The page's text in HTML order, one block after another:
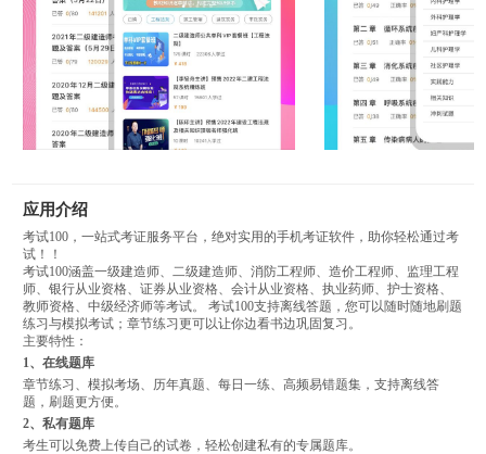
应用介绍
考试100，一站式考证服务平台，绝对实用的手机考证软件，助你轻松通过考
试！！
考试100涵盖一级建造师、二级建造师、消防工程师、造价工程师、监理工程
师、银行从业资格、证券从业资格、会计从业资格、执业药师、护士资格、
教师资格、中级经济师等考试。 考试100支持离线答题，您可以随时随地刷题
练习与模拟考试；章节练习更可以让你边看书边巩固复习。
主要特性：
1、在线题库
章节练习、模拟考场、历年真题、每日一练、高频易错题集，支持离线答
题，刷题更方便。
2、私有题库
考生可以免费上传自己的试卷，轻松创建私有的专属题库。